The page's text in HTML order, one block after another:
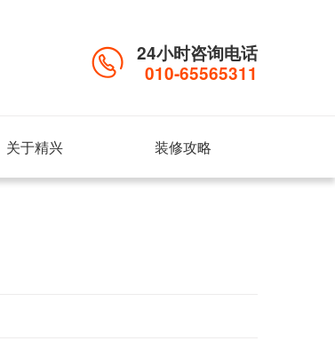
24小时咨询电话
010-65565311
关于精兴 装修攻略